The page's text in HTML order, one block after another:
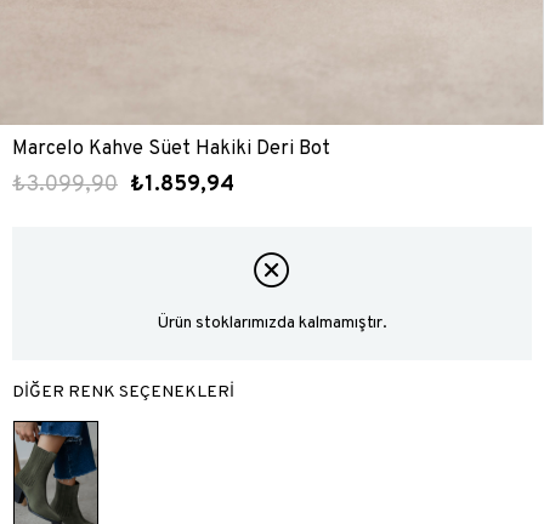
Marcelo Kahve Süet Hakiki Deri Bot
₺3.099,90 ₺1.859,94
Ürün stoklarımızda kalmamıştır.
DİĞER RENK SEÇENEKLERİ